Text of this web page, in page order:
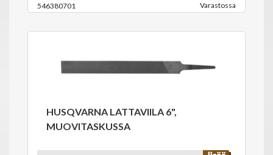
546380701 Varastossa
HUSQVARNA LATTAVIILA 6",
MUOVITASKUSSA